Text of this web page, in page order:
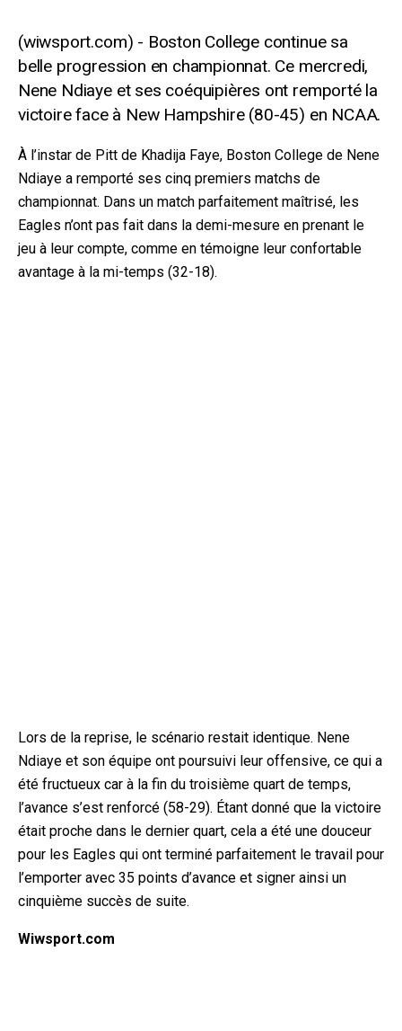
Boston College continue sa
belle progression en championnat. Ce mercredi,
Nene Ndiaye et ses coéquipières ont remporté la
victoire face à New Hampshire (80-45) en NCAA.
À l’instar de Pitt de Khadija Faye, Boston College de Nene
Ndiaye a remporté ses cinq premiers matchs de
championnat. Dans un match parfaitement maîtrisé, les
Eagles n’ont pas fait dans la demi-mesure en prenant le
jeu à leur compte, comme en témoigne leur confortable
avantage à la mi-temps (32-18).
Lors de la reprise, le scénario restait identique. Nene
Ndiaye et son équipe ont poursuivi leur offensive, ce qui a
été fructueux car à la fin du troisième quart de temps,
l’avance s’est renforcé (58-29). Étant donné que la victoire
était proche dans le dernier quart, cela a été une douceur
pour les Eagles qui ont terminé parfaitement le travail pour
l’emporter avec 35 points d’avance et signer ainsi un
cinquième succès de suite.
Wiwsport.com